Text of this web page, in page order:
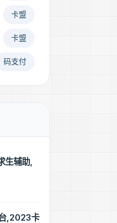
卡盟
卡盟
码支付
生辅助,
,2023卡